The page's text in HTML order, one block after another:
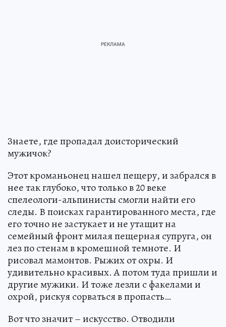
Знаете, где пропадал доисторический
мужичок?
Этот кроманьонец нашел пещеру, и забрался в
нее так глубоко, что только в 20 веке
спелеологи-альпинисты смогли найти его
следы. В поисках гарантированного места, где
его точно не застукает и не утащит на
семейный фронт милая пещерная супруга, он
лез по стенам в кромешной темноте. И
рисовал мамонтов. Рыжих от охры. И
удивительно красивых. А потом туда пришли и
другие мужики. И тоже лезли с факелами и
охрой, рискуя сорваться в пропасть…
Вот что значит – искусство. Отводили